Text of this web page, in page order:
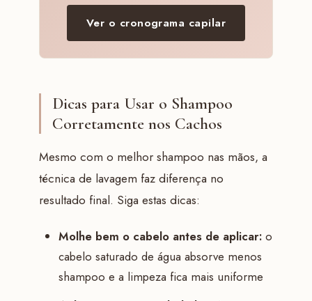
Ver o cronograma capilar
Dicas para Usar o Shampoo
Corretamente nos Cachos
Mesmo com o melhor shampoo nas mãos, a
técnica de lavagem faz diferença no
resultado final. Siga estas dicas:
Molhe bem o cabelo antes de aplicar:o
cabelo saturado de água absorve menos
shampoo e a limpeza fica mais uniforme